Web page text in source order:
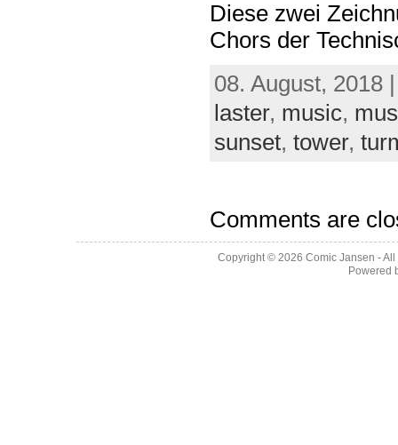
Diese zwei
Chors der
08. August, 2018
laster, music,
sunset, tower,
Comments are
Copyright © 2026 Comic Jansen -
Powered